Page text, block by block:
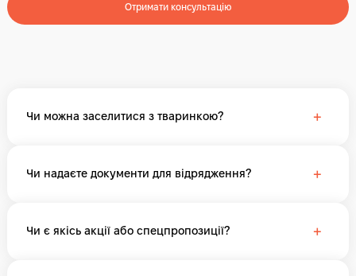
Отримати консультацію
Чи можна заселитися з тваринкою? +
Чи надаєте документи для відрядження? +
Чи є якісь акції або спецпропозиції? +